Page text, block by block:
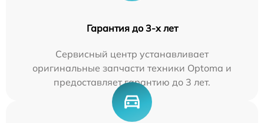
Гарантия до 3-х лет
Сервисный центр устанавливает
оригинальные запчасти техники Optoma и
предоставляет гарантию до 3 лет.